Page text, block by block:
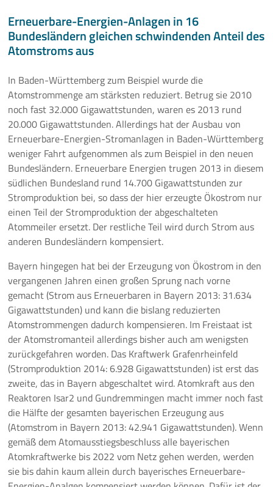
Erneuerbare-Energien-Anlagen in 16
Bundesländern gleichen schwindenden Anteil des
Atomstroms aus
In Baden-Württemberg zum Beispiel wurde die
Atomstrommenge am stärksten reduziert. Betrug sie 2010
noch fast 32.000 Gigawattstunden, waren es 2013 rund
20.000 Gigawattstunden. Allerdings hat der Ausbau von
Erneuerbare-Energien-Stromanlagen in Baden-Württemberg
weniger Fahrt aufgenommen als zum Beispiel in den neuen
Bundesländern. Erneuerbare Energien trugen 2013 in diesem
südlichen Bundesland rund 14.700 Gigawattstunden zur
Stromproduktion bei, so dass der hier erzeugte Ökostrom nur
einen Teil der Stromproduktion der abgeschalteten
Atommeiler ersetzt. Der restliche Teil wird durch Strom aus
anderen Bundesländern kompensiert.
Bayern hingegen hat bei der Erzeugung von Ökostrom in den
vergangenen Jahren einen großen Sprung nach vorne
gemacht (Strom aus Erneuerbaren in Bayern 2013: 31.634
Gigawattstunden) und kann die bislang reduzierten
Atomstrommengen dadurch kompensieren. Im Freistaat ist
der Atomstromanteil allerdings bisher auch am wenigsten
zurückgefahren worden. Das Kraftwerk Grafenrheinfeld
(Stromproduktion 2014: 6.928 Gigawattstunden) ist erst das
zweite, das in Bayern abgeschaltet wird. Atomkraft aus den
Reaktoren Isar2 und Gundremmingen macht immer noch fast
die Hälfte der gesamten bayerischen Erzeugung aus
(Atomstrom in Bayern 2013: 42.941 Gigawattstunden). Wenn
gemäß dem Atomausstiegsbeschluss alle bayerischen
Atomkraftwerke bis 2022 vom Netz gehen werden, werden
sie bis dahin kaum allein durch bayerisches Erneuerbare-